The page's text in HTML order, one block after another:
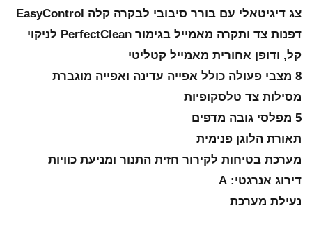
צג דיגיטאלי עם בורר סיבובי לבקרה קלה EasyControl
דפנות צד ותקרה מאמייל בגימור PerfectClean לניקוי
קל, ודופן אחורית מאמייל קטליטי
8 מצבי פעולה כולל אפייה עדינה ואפייה מוגברת
מסילות צד טלסקופיות
5 מפלסי גובה מדפים
תאורת הלוגן פנימית
מערכת בטיחות לקירור חזית התנור ומניעת כוויות
דירוג אנרגטי: A
נעילת מערכת